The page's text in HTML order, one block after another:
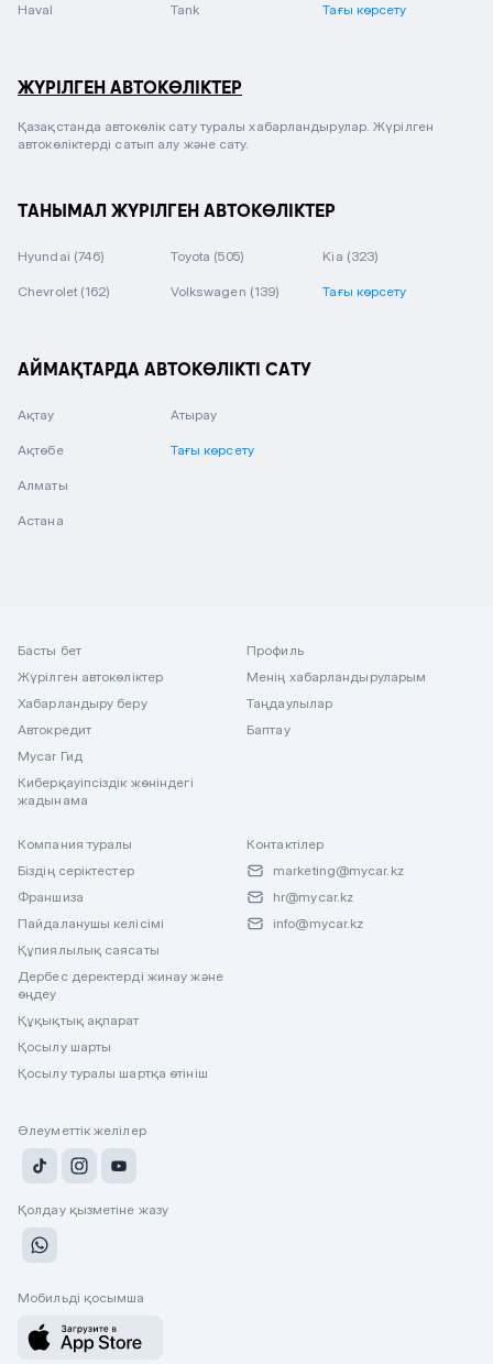
Haval Tank Тағы көрсету
ЖҮРІЛГЕН АВТОКӨЛІКТЕР
Қазақстанда автокөлік сату туралы хабарландырулар. Жүрілген
автокөліктерді сатып алу және сату.
ТАНЫМАЛ ЖҮРІЛГЕН АВТОКӨЛІКТЕР
Hyundai (746) Toyota (505) Kia (323)
Chevrolet (162) Volkswagen (139) Тағы көрсету
АЙМАҚТАРДА АВТОКӨЛІКТІ САТУ
Ақтау
Ақтөбе
Алматы
Астана
Атырау
Тағы көрсету
Басты бет
Жүрілген автокөліктер
Хабарландыру беру
Автокредит
Mycar Гид
Киберқауіпсіздік жөніндегі
жадынама
Профиль
Менің хабарландыруларым
Таңдаулылар
Баптау
Компания туралы
Біздің серіктестер
Франшиза
Пайдаланушы келісімі
Құпиялылық саясаты
Дербес деректерді жинау және
өңдеу
Құқықтық ақпарат
Қосылу шарты
Қосылу туралы шартқа өтініш
Контактілер
marketing@mycar.kz
hr@mycar.kz
info@mycar.kz
Әлеуметтік желілер
Қолдау қызметіне жазу
Мобильді қосымша